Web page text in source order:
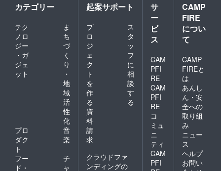
かりと
なる場
合がご
ざいま
す。代
料） ・
記念動
画はギ
ガファ
イル便
にて送
付致し
ます。
（施工
完了後
約２週
間の編
集時間
を頂い
カテゴリー
テク
ノロ
ジー
・ガ
ジェ
ット
ま
ち
づ
く
り
・
地
域
活
性
化
プロ
ダク
ト
音
楽
フー
ド・
チ
ャ
起案サポート
プ
ロ
ジ
ェ
ク
ト
を
作
る
ス
タ
ッ
フ
に
相
談
す
る
資
料
請
求
クラウドファ
ンディングの
サ
ー
ビ
ス
CAM
PFI
RE
CAM
PFI
RE
コ
ミュ
ニ
ティ
CAM
PFI
CAMP
FIRE
につい
て
CAMP
FIREと
は
あんし
ん・安
全への
取り組
み
ニュー
ス
ヘルプ
お問い